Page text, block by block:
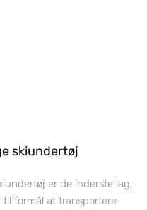
skiundertøj
er de inderste lag,
formål at transportere